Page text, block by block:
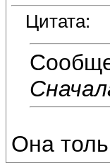
Цитата:
Она